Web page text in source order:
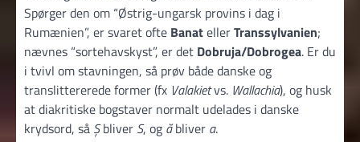
Spørger den om “Østrig-ungarsk provins i dag i
Rumænien”, er svaret ofte BanatellerTranssylvanien;
nævnes “sortehavskyst”, er det Dobruja/Dobrogea. Er du
i tvivl om stavningen, så prøv både danske og
translittererede former (fx Valakietvs. Wallachia), og husk
at diakritiske bogstaver normalt udelades i danske
krydsord, så Șbliver S, og ăbliver a.